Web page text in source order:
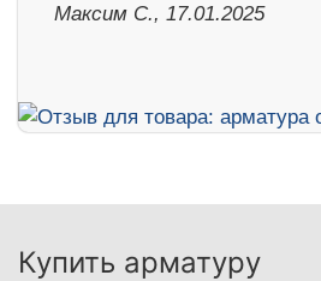
Максим С., 17.01.2025
Купить арматуру